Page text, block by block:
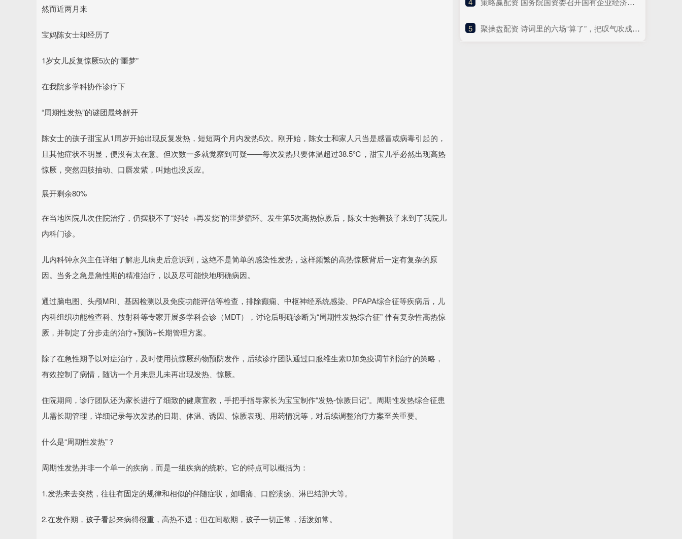
然而近两月来
宝妈陈女士却经历了
1岁女儿反复惊厥5次的“噩梦”
在我院多学科协作诊疗下
“周期性发热”的谜团最终解开
陈女士的孩子甜宝从1周岁开始出现反复发热，短短两个月内发热5次。刚开始，陈女士和家人只当是感冒或病毒引起的，
且其他症状不明显，便没有太在意。但次数一多就觉察到可疑——每次发热只要体温超过38.5℃，甜宝几乎必然出现高热
惊厥，突然四肢抽动、口唇发紫，叫她也没反应。
展开剩余80%
在当地医院几次住院治疗，仍摆脱不了“好转→再发烧”的噩梦循环。发生第5次高热惊厥后，陈女士抱着孩子来到了我院儿
内科门诊。
儿内科钟永兴主任详细了解患儿病史后意识到，这绝不是简单的感染性发热，这样频繁的高热惊厥背后一定有复杂的原
因。当务之急是急性期的精准治疗，以及尽可能快地明确病因。
通过脑电图、头颅MRI、基因检测以及免疫功能评估等检查，排除癫痫、中枢神经系统感染、PFAPA综合征等疾病后，儿
内科组织功能检查科、放射科等专家开展多学科会诊（MDT），讨论后明确诊断为“周期性发热综合征” 伴有复杂性高热惊
厥，并制定了分步走的治疗+预防+长期管理方案。
除了在急性期予以对症治疗，及时使用抗惊厥药物预防发作，后续诊疗团队通过口服维生素D加免疫调节剂治疗的策略，
有效控制了病情，随访一个月来患儿未再出现发热、惊厥。
住院期间，诊疗团队还为家长进行了细致的健康宣教，手把手指导家长为宝宝制作“发热-惊厥日记”。周期性发热综合征患
儿需长期管理，详细记录每次发热的日期、体温、诱因、惊厥表现、用药情况等，对后续调整治疗方案至关重要。
什么是“周期性发热”？
周期性发热并非一个单一的疾病，而是一组疾病的统称。它的特点可以概括为：
1.发热来去突然，往往有固定的规律和相似的伴随症状，如咽痛、口腔溃疡、淋巴结肿大等。
2.在发作期，孩子看起来病得很重，高热不退；但在间歇期，孩子一切正常，活泼如常。
5 ​聚操盘配资 诗词里的六场“算了”，把叹气吹成蒲公英，看它们一粒一粒飘远